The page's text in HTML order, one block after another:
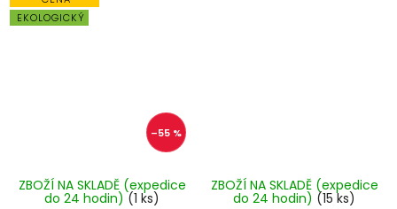
EKOLOGICKÝ
–55 %
ZBOŽÍ NA SKLADĚ (expedice
do 24 hodin) (1 ks)
ZBOŽÍ NA SKLADĚ (expedice
do 24 hodin) (15 ks)